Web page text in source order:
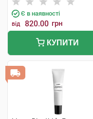
Є в наявності
від 820.00 грн
КУПИТИ